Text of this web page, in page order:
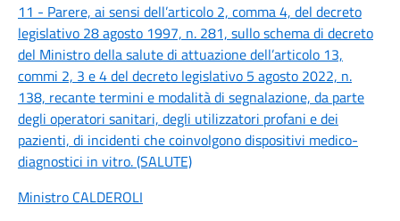
11 - Parere, ai sensi dell’articolo 2, comma 4, del decreto
legislativo 28 agosto 1997, n. 281, sullo schema di decreto
del Ministro della salute di attuazione dell’articolo 13,
commi 2, 3 e 4 del decreto legislativo 5 agosto 2022, n.
138, recante termini e modalità di segnalazione, da parte
degli operatori sanitari, degli utilizzatori profani e dei
pazienti, di incidenti che coinvolgono dispositivi medico-
diagnostici in vitro. (SALUTE)
Ministro CALDEROLI